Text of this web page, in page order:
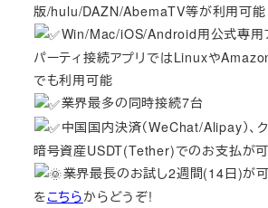
版/hulu/DAZN/AbemaTV等が利用可能
Win/Mac/iOS/Android用公式専用
パーティ接続アプリではLinuxや
でも利用可能
業界最多の同時接続7台
中国国内決済（WeChat/Alipay）、
暗号資産USDT(Tether)でのお支払が
業界最長のお試し2週間(14日)が
をこちらからどうぞ!